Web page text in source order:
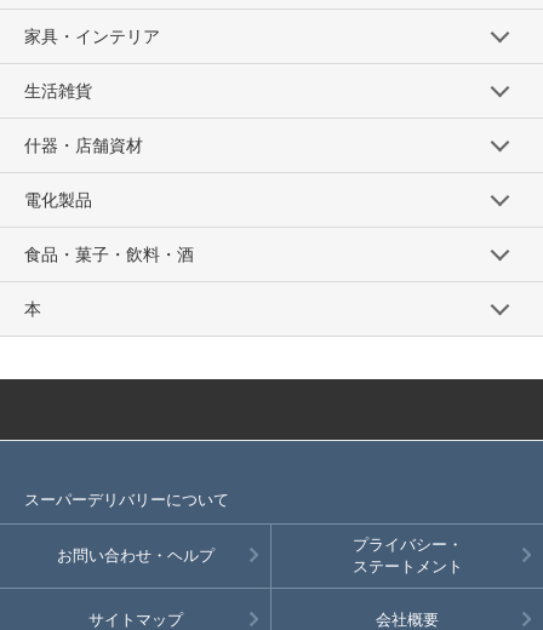
家具・インテリア
生活雑貨
什器・店舗資材
電化製品
食品・菓子・飲料・酒
本
スーパーデリバリーについて
お問い合わせ・ヘルプ
プライバシー・
ステートメント
サイトマップ 会社概要